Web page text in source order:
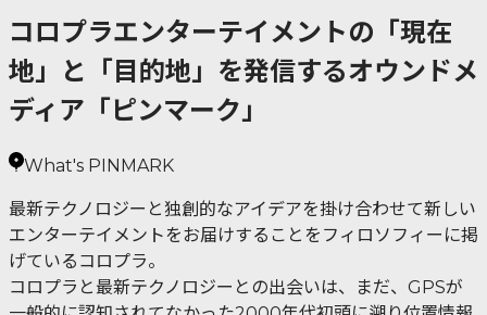
コロプラエンターテイメントの「現在
地」と「目的地」を発信するオウンドメ
ディア「ピンマーク」
What's PINMARK
最新テクノロジーと独創的なアイデアを掛け合わせて新しい
エンターテイメントをお届けすることをフィロソフィーに掲
げているコロプラ。
コロプラと最新テクノロジーとの出会いは、まだ、GPSが